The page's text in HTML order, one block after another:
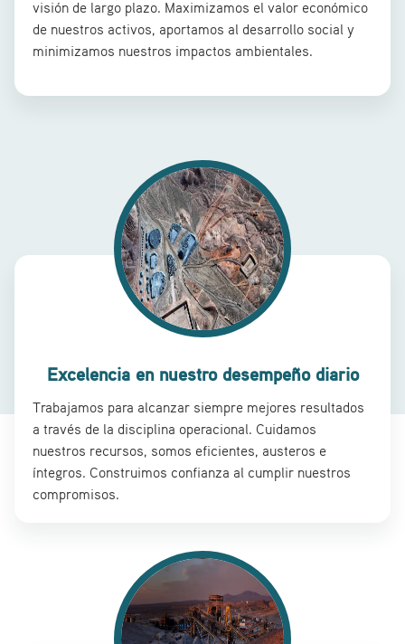
visión de largo plazo. Maximizamos el valor económico
de nuestros activos, aportamos al desarrollo social y
minimizamos nuestros impactos ambientales.
Excelencia en nuestro desempeño diario
Trabajamos para alcanzar siempre mejores resultados
a través de la disciplina operacional. Cuidamos
nuestros recursos, somos eficientes, austeros e
íntegros. Construimos confianza al cumplir nuestros
compromisos.